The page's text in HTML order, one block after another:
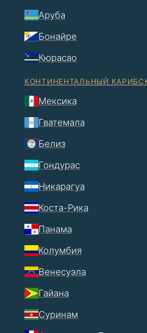
Аруба
Бонайре
Кюрасао
КОНТИНЕНТАЛЬНЫЙ
Мексика
Гватемала
Белиз
Гондурас
Никарагуа
Коста-Рика
Панама
Колумбия
Венесуэла
Гайана
Суринам